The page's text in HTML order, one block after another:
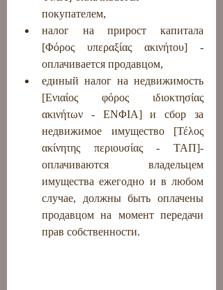
покупателем,
налог на прирост капитала
[Φόρος υπεραξίας ακινήτου] -
оплачивается продавцом,
единый налог на недвижимость
[Ενιαίος φόρος ιδιοκτησίας
ακινήτων - ΕΝΦΙΑ] и сбор за
недвижимое имущество [Τέλος
ακίνητης περιουσίας - ΤΑΠ]-
оплачиваются владельцем
имущества ежегодно и в любом
случае, должны быть оплачены
продавцом на момент передачи
прав собственности.